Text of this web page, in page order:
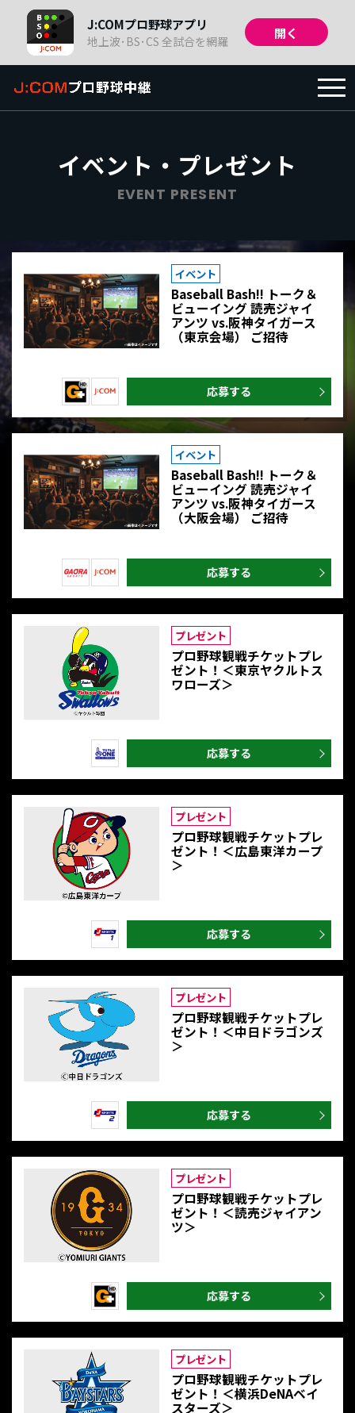
J:COMプロ野球アプリ
地上波･BS･CS 全試合を網羅 開く
TOP
放送予定/日程・結果
順位・成績
関連番組
プロ野球ニュース
二宮清純コラム
プレゼント
お申し込み
J:COMプロ野球アプリ
印刷用カレンダー ダウンロード
イベント・プレゼント
EVENT PRESENT
イベント
Baseball Bash!! トーク＆
ビューイング 読売ジャイ
アンツ vs.阪神タイガース
（東京会場） ご招待
応募する
イベント
Baseball Bash!! トーク＆
ビューイング 読売ジャイ
アンツ vs.阪神タイガース
（大阪会場） ご招待
応募する
プレゼント
プロ野球観戦チケットプレ
ゼント！＜東京ヤクルトス
ワローズ＞
応募する
プレゼント
プロ野球観戦チケットプレ
ゼント！＜広島東洋カープ
＞
応募する
プレゼント
プロ野球観戦チケットプレ
ゼント！＜中日ドラゴンズ
＞
応募する
プレゼント
プロ野球観戦チケットプレ
ゼント！＜読売ジャイアン
ツ＞
応募する
プレゼント
プロ野球観戦チケットプレ
ゼント！＜横浜DeNAベイ
スターズ＞